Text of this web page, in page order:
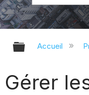
Accueil
Gérer